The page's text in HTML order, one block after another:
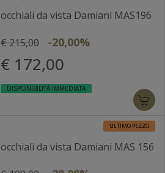
occhiali da vista Damiani MAS196
€ 215,00 -20,00%
€ 172,00
DISPONIBILITÀ IMMEDIATA
ULTIMO PEZZO
occhiali da vista Damiani MAS 156